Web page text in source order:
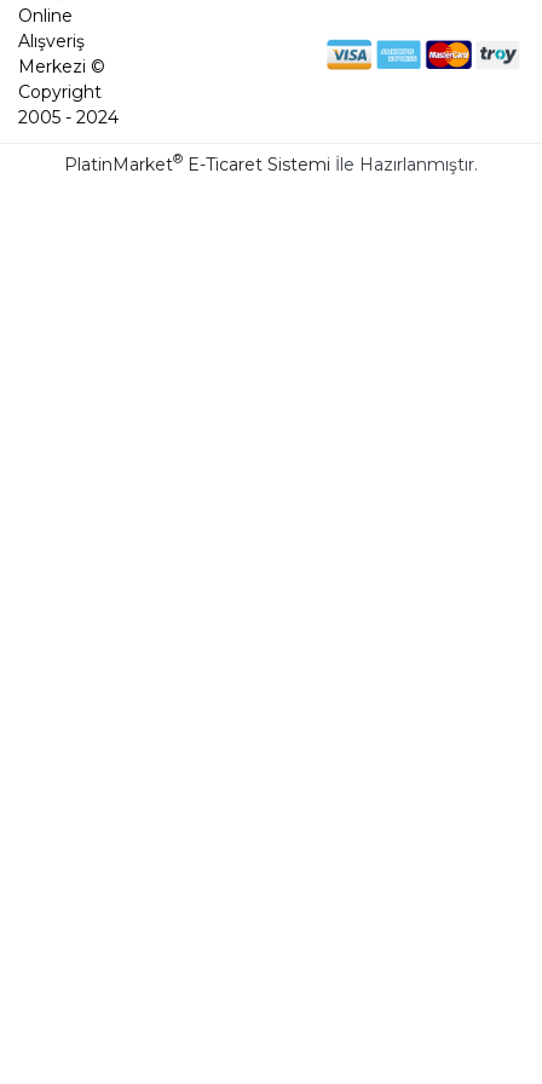
Online
Alışveriş
Merkezi ©
Copyright
2005 - 2024
PlatinMarket® E-Ticaret Sistemi İle Hazırlanmıştır.